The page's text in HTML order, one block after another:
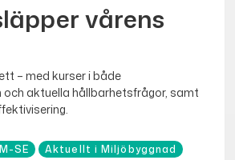
vårens
– med kurser i både
aktuella hållbarhetsfrågor, samt
SE
Aktuellt i Miljöbyggnad